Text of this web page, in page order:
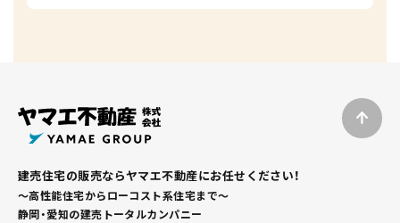
建売住宅の販売ならヤマエ不動産にお任せください！
～高性能住宅からローコスト系住宅まで～
静岡・愛知の建売トータルカンパニー